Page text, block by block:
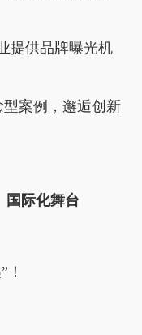
提供品牌曝光机
案例，邂逅创新
国际化舞台